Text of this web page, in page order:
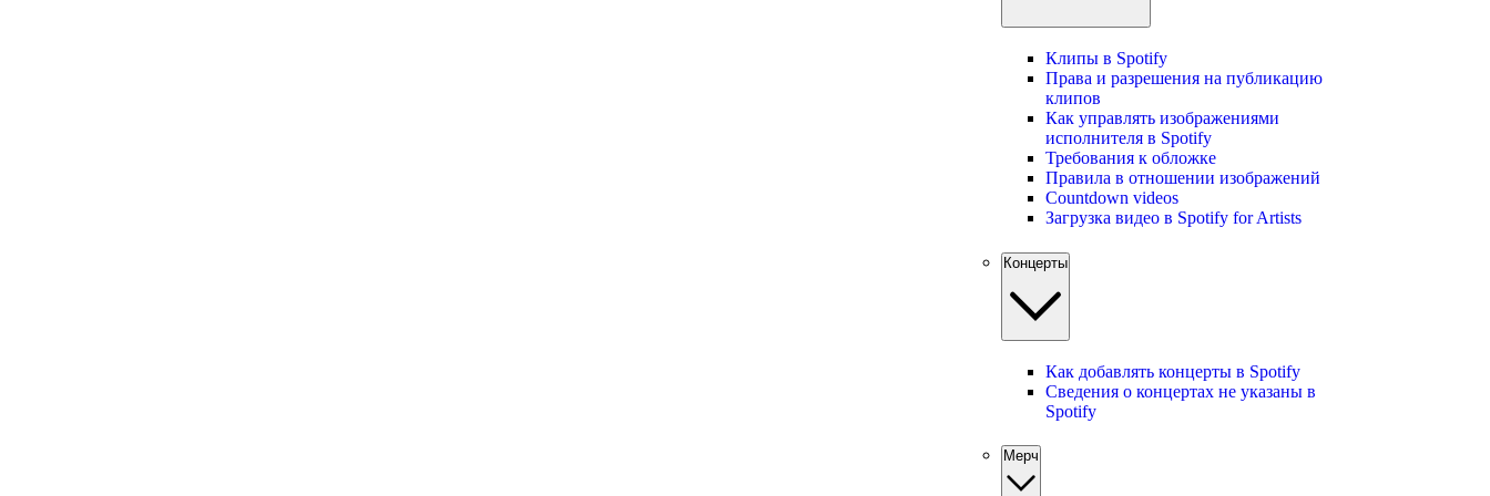
Клипы в Spotify
Права и разрешения на публикацию
клипов
Как управлять изображениями
исполнителя в Spotify
Требования к обложке
Правила в отношении изображений
Countdown videos
Загрузка видео в Spotify for Artists
Концерты
Как добавлять концерты в Spotify
Сведения о концертах не указаны в
Spotify
Мерч